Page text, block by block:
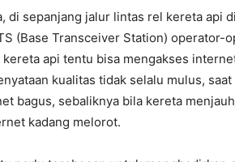
di sepanjang jalur lintas rel kereta api
(Base Transceiver Station) operator-
kereta api tentu bisa mengakses
kualitas tidak selalu mulus,
bagus, sebaliknya bila kereta
kadang melorot.